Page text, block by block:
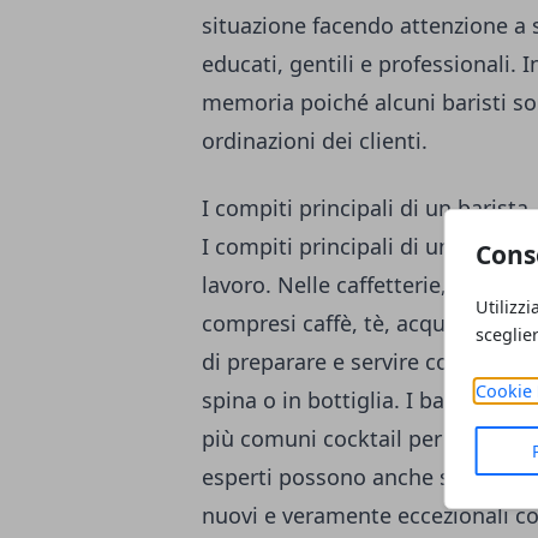
Cookie
situazione facendo attenzione
educati, gentili e professionali.
memoria poiché alcuni baristi
ordinazioni dei clienti.
I compiti principali di un barista
I compiti principali di un barista
lavoro. Nelle caffetterie, ci si
compresi caffè, tè, acqua e
di preparare e servire cocktail
spina o in bottiglia. I baristi
più comuni cocktail per poterli
esperti possono anche sapere
nuovi e veramente eccezionali